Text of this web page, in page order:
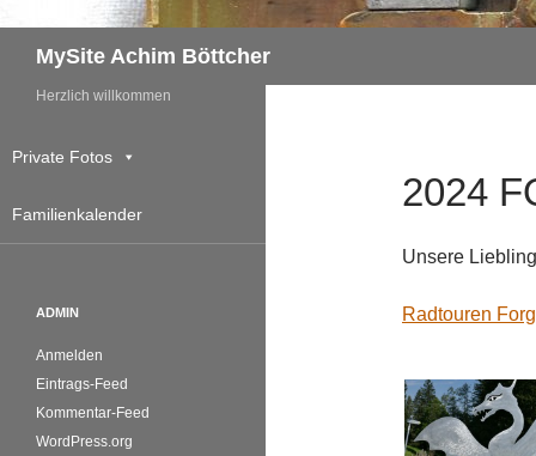
MySite Achim Böttcher
2024
Unsere
Radtouren
Herzlich willkommen
Private Fotos
Familienkalender
ADMIN
Anmelden
Eintrags-Feed
Kommentar-Feed
WordPress.org